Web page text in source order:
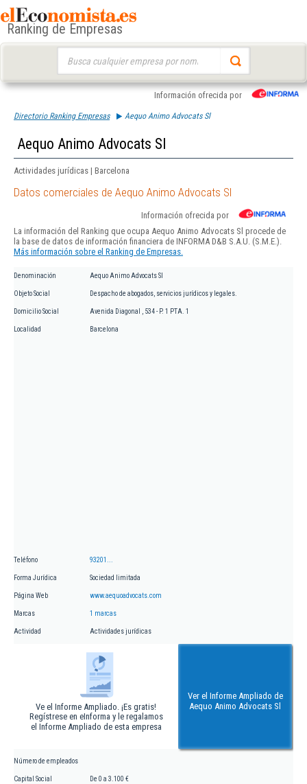
Ranking de Empresas
Información ofrecida por
Directorio Ranking Empresas Aequo Animo Advocats Sl
Aequo Animo Advocats Sl
Actividades jurídicas | Barcelona
Datos comerciales de Aequo Animo Advocats Sl
Información ofrecida por
La información del Ranking que ocupa Aequo Animo Advocats Sl procede de
la base de datos de información financiera de INFORMA D&B S.A.U. (S.M.E.).
Más información sobre el Ranking de Empresas.
Denominación Aequo Animo Advocats Sl
Objeto Social Despacho de abogados, servicios jurídicos y legales.
Domicilio Social Avenida Diagonal , 534 - P. 1 PTA. 1
Localidad Barcelona
Teléfono 93201...
Forma Jurídica Sociedad limitada
Página Web www.aequoadvocats.com
Marcas 1 marcas
Actividad Actividades jurídicas
Ve el Informe Ampliado. ¡Es gratis!
Regístrese en eInforma y le regalamos
el Informe Ampliado de esta empresa
Ver el Informe Ampliado de
Aequo Animo Advocats Sl
Número de empleados
Capital Social De 0 a 3.100 €